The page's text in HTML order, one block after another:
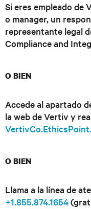
Si eres empleado
o manager, un
representante legal
Compliance and
O BIEN
Accede al apartado
la web de Vertiv y
O BIEN
Llama a la línea de
+1.855.874.1654